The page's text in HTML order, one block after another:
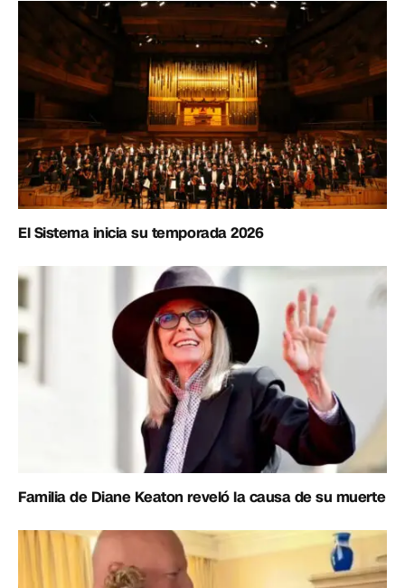
El Sistema inicia su temporada 2026
Familia de Diane Keaton reveló la causa de su muerte